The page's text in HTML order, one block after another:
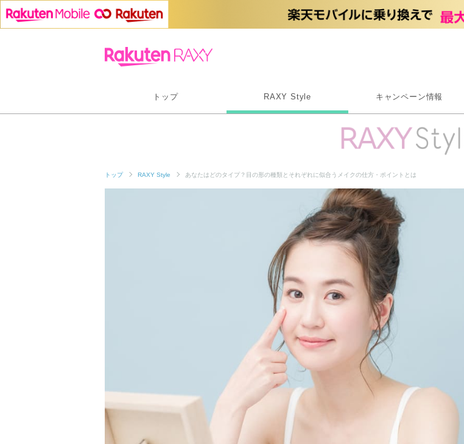
トップ RAXY Style キャンペーン情報
トップ RAXY Style あなたはどのタイプ？目の形の種類とそれぞれに似合うメイクの仕方・ポイントとは